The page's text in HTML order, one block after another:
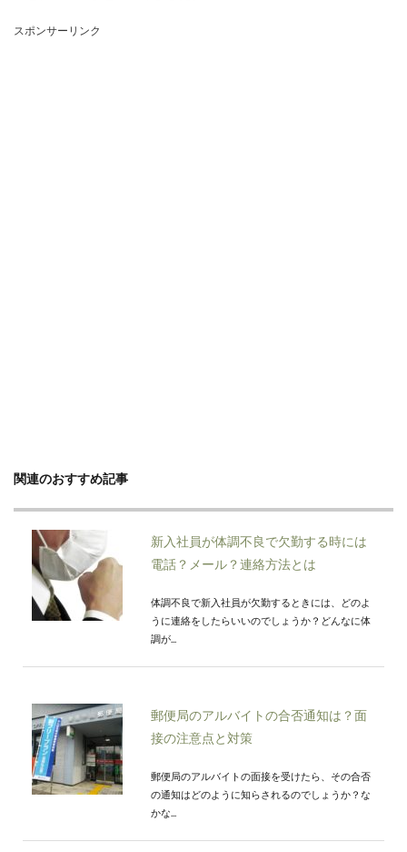
スポンサーリンク
関連のおすすめ記事
新入社員が体調不良で欠勤する時には
電話？メール？連絡方法とは
体調不良で新入社員が欠勤するときには、どのよ
うに連絡をしたらいいのでしょうか？どんなに体
調が...
郵便局のアルバイトの合否通知は？面
接の注意点と対策
郵便局のアルバイトの面接を受けたら、その合否
の通知はどのように知らされるのでしょうか？な
かな...